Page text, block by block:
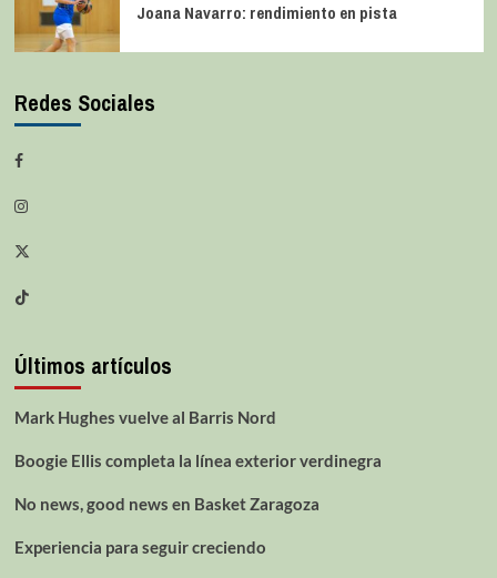
Joana Navarro: rendimiento en pista
Redes Sociales
Últimos artículos
Mark Hughes vuelve al Barris Nord
Boogie Ellis completa la línea exterior verdinegra
No news, good news en Basket Zaragoza
Experiencia para seguir creciendo